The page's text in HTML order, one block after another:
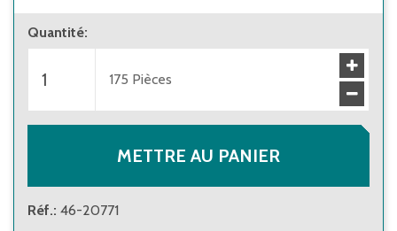
À partir de 1 unité d’emballage
À partir de 10 unités d’emballage
22,30 €
Quantité:
175 Pièces
METTRE AU PANIER
Réf.: 46-20771